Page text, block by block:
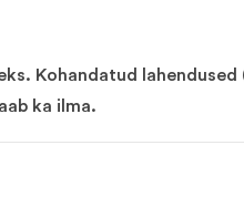
Kohandatud
ka ilma.